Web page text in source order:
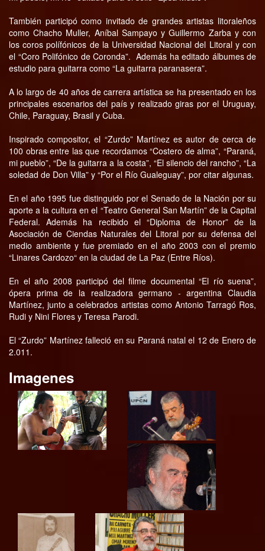
También participó como invitado de grandes artistas litoraleños
como Chacho Muller, Aníbal Sampayo y Guillermo Zarba y con
los coros polífónicos de la Universidad Nacional del Litoral y con
el “Coro Polifónico de Coronda”. Además ha editado álbumes de
estudio para guitarra como “La guitarra paranasera”.
A lo largo de 40 años de carrera artística se ha presentado en los
principales escenarios del país y realizado giras por el Uruguay,
Chile, Paraguay, Brasil y Cuba.
Inspirado compositor, el “Zurdo” Martínez es autor de cerca de
100 obras entre las que recordamos “Costero de alma”, “Paraná,
mi pueblo”, “De la guitarra a la costa”, “El silencio del rancho”, “La
soledad de Don Villa” y “Por el Río Gualeguay”, por citar algunas.
En el año 1995 fue distinguido por el Senado de la Nación por su
aporte a la cultura en el “Teatro General San Martín” de la Capital
Federal. Además ha recibido el “Diploma de Honor” de la
Asociación de Ciendas Naturales del Litoral por su defensa del
medio ambiente y fue premiado en el año 2003 con el premio
“Linares Cardozo“ en la ciudad de La Paz (Entre Ríos).
En el año 2008 participó del filme documental “El río suena”,
ópera prima de la realizadora germano - argentina Claudia
Martínez, junto a celebrados artistas como Antonio Tarragó Ros,
Rudi y Nini Flores y Teresa Parodi.
El “Zurdo” Martínez falleció en su Paraná natal el 12 de Enero de
2.011.
Imagenes